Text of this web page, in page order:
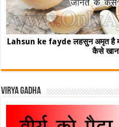
Lahsun ke fayde लहसुन अमृत है
कैसे
Virya Gadha